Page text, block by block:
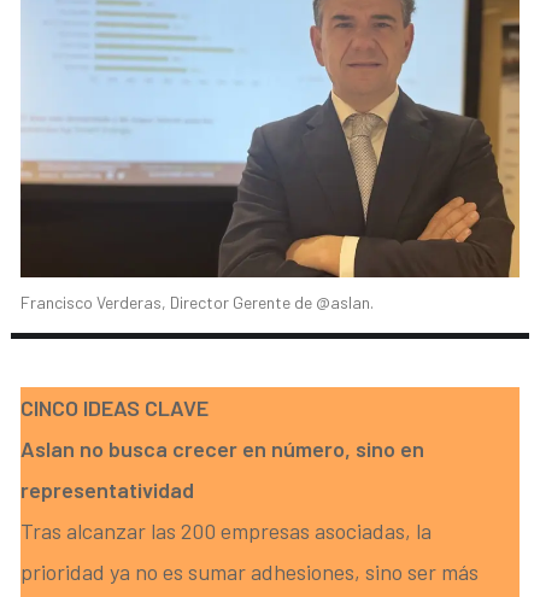
Francisco Verderas, Director Gerente de @aslan.
CINCO IDEAS CLAVE
Aslan no busca crecer en número, sino en
representatividad
Tras alcanzar las 200 empresas asociadas, la
prioridad ya no es sumar adhesiones, sino ser más